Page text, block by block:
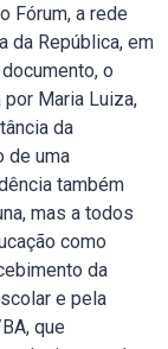
Fórum, a rede
da República, em
o
Maria Luiza,
da
de uma
também
mas a todos
como
da
e pela
que